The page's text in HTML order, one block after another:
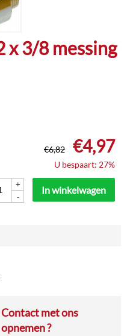
x 3/8 messing
€6,82 €4,97
U bespaart: 27%
+
-
In winkelwagen
Contact met ons
opnemen ?